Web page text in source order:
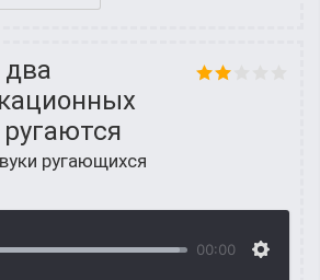
два
ругающихся
00:00